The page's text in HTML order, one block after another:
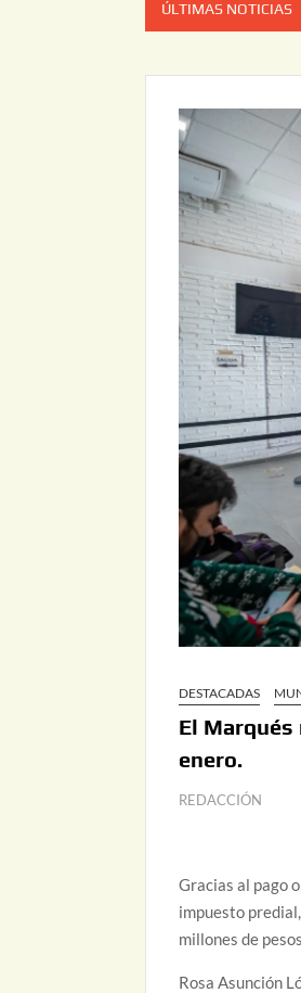
ÚLTIMAS NOTICIAS
estado de cuenta el que da el susto
DESTACADAS
El Marqués
enero.
REDACCIÓN
Gracias al pago
impuesto
millones de
Rosa Asunción